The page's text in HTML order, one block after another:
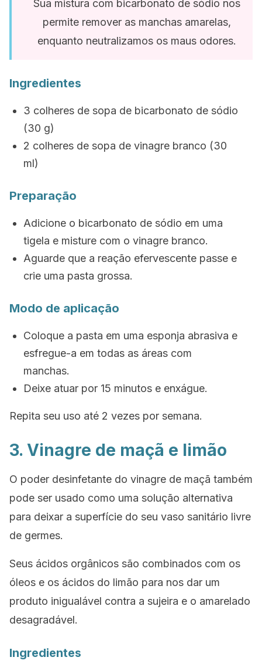
Sua mistura com bicarbonato de sódio nos
permite remover as manchas amarelas,
enquanto neutralizamos os maus odores.
Ingredientes
3 colheres de sopa de bicarbonato de sódio
(30 g)
2 colheres de sopa de vinagre branco (30
ml)
Preparação
Adicione o bicarbonato de sódio em uma
tigela e misture com o vinagre branco.
Aguarde que a reação efervescente passe e
crie uma pasta grossa.
Modo de aplicação
Coloque a pasta em uma esponja abrasiva e
esfregue-a em todas as áreas com
manchas.
Deixe atuar por 15 minutos e enxágue.
Repita seu uso até 2 vezes por semana.
3. Vinagre de maçã e limão
O poder desinfetante do vinagre de maçã também
pode ser usado como uma solução alternativa
para deixar a superfície do seu vaso sanitário livre
de germes.
Seus ácidos orgânicos são combinados com os
óleos e os ácidos do limão para nos dar um
produto inigualável contra a sujeira e o amarelado
desagradável.
Ingredientes